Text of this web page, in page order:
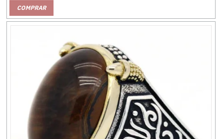
COMPRAR